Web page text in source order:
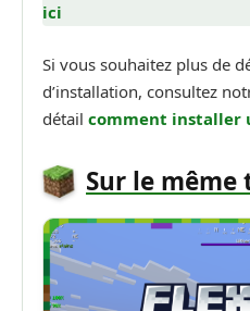
ici
Si vous souhaitez plus de
d’installation, consultez
détail comment installer
Sur le même